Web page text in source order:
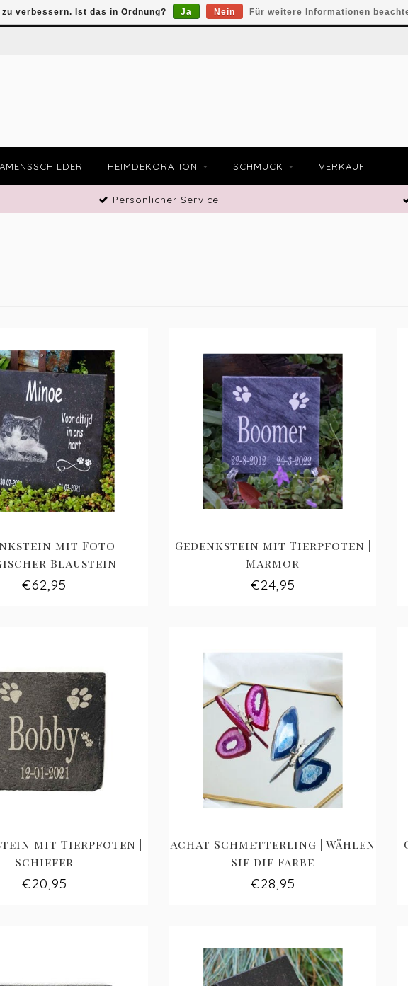
HEIMDEKORATION SCHMUCK VERKAUF
Persönlicher Service
mit Foto |
Blaustein
€62,95
Gedenkstein mit Tierpfoten |
Marmor
€24,95
mit Tierpfoten |
Schiefer
€20,95
Achat Schmetterling | Wählen
Sie die Farbe
€28,95
verbessern. Ist das in Ordnung? Ja Nein Für weitere Informationen